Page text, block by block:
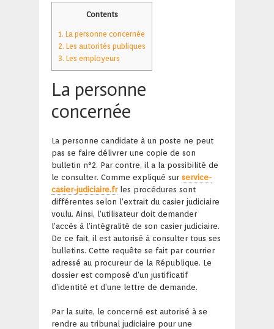
Contents
1. La personne concernée
2. Les autorités publiques
3. Les employeurs
La personne
concernée
La personne candidate à un poste ne peut
pas se faire délivrer une copie de son
bulletin n°2. Par contre, il a la possibilité de
le consulter. Comme expliqué sur service-
casier-judiciaire.frles procédures sont
différentes selon l’extrait du casier judiciaire
voulu. Ainsi, l’utilisateur doit demander
l’accès à l’intégralité de son casier judiciaire.
De ce fait, il est autorisé à consulter tous ses
bulletins. Cette requête se fait par courrier
adressé au procureur de la République. Le
dossier est composé d’un justificatif
d’identité et d’une lettre de demande.
Par la suite, le concerné est autorisé à se
rendre au tribunal judiciaire pour une